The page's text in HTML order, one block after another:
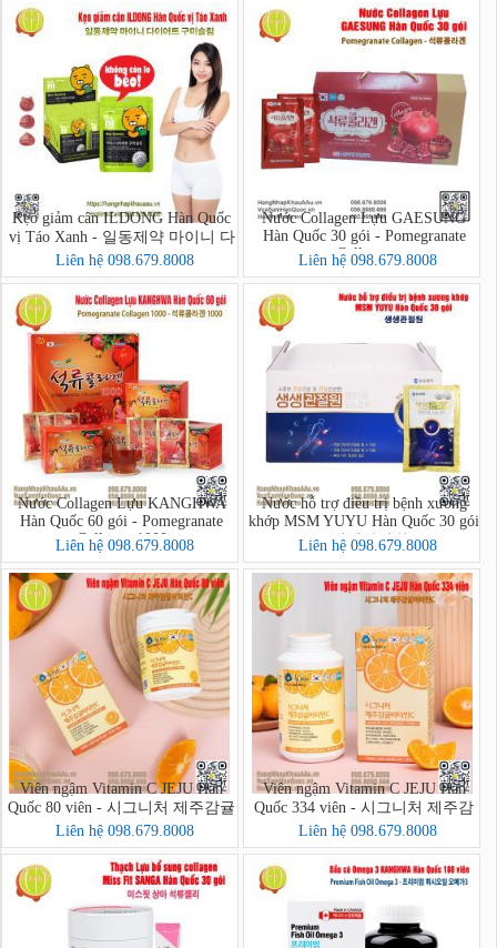
Kẹo giảm cân ILDONG Hàn Quốc
vị Táo Xanh - 일동제약 마이니 다
이어트 구미슬림
Liên hệ 098.679.8008
Nước Collagen Lựu GAESUNG
Hàn Quốc 30 gói - Pomegranate
Collagen
Liên hệ 098.679.8008
Nước Collagen Lựu KANGHWA
Hàn Quốc 60 gói - Pomegranate
Collagen 1000
Liên hệ 098.679.8008
Nước hỗ trợ điều trị bệnh xương
khớp MSM YUYU Hàn Quốc 30 gói
- 생생관절원
Liên hệ 098.679.8008
Viên ngậm Vitamin C JEJU Hàn
Quốc 80 viên - 시그니처 제주감귤
비타민C
Liên hệ 098.679.8008
Viên ngậm Vitamin C JEJU Hàn
Quốc 334 viên - 시그니처 제주감
귤비타민C
Liên hệ 098.679.8008